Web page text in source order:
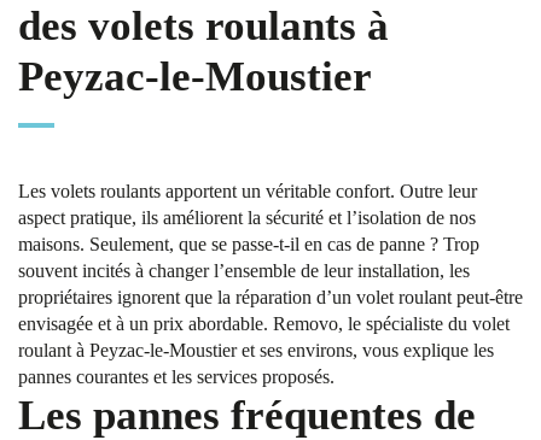
des volets roulants à
Peyzac-le-Moustier
Les volets roulants apportent un véritable confort. Outre leur
aspect pratique, ils améliorent la sécurité et l’isolation de nos
maisons. Seulement, que se passe-t-il en cas de panne ? Trop
souvent incités à changer l’ensemble de leur installation, les
propriétaires ignorent que la réparation d’un volet roulant peut-être
envisagée et à un prix abordable. Removo, le spécialiste du volet
roulant à Peyzac-le-Moustier et ses environs, vous explique les
pannes courantes et les services proposés.
Les pannes fréquentes de